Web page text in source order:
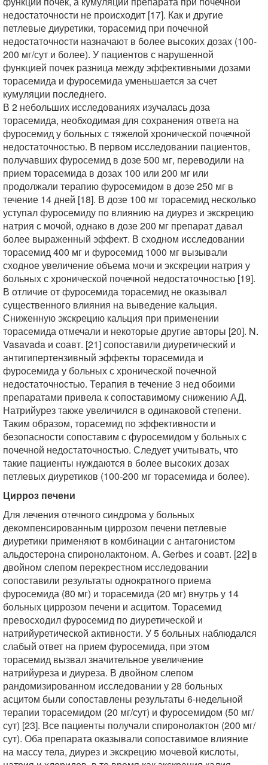
недостаточности не происходит [17]. Как и другие
петлевые диуретики, торасемид при почечной
недостаточности назначают в более высоких дозах (100-
200 мг/сут и более). У пациентов с нарушенной
функцией почек разница между эффективными дозами
торасемида и фуросемида уменьшается за счет
кумуляции последнего.
В 2 небольших исследованиях изучалась доза
торасемида, необходимая для сохранения ответа на
фуросемид у больных с тяжелой хронической почечной
недостаточностью. В первом исследовании пациентов,
получавших фуросемид в дозе 500 мг, переводили на
прием торасемида в дозах 100 или 200 мг или
продолжали терапию фуросемидом в дозе 250 мг в
течение 14 дней [18]. В дозе 100 мг торасемид несколько
уступал фуросемиду по влиянию на диурез и экскрецию
натрия с мочой, однако в дозе 200 мг препарат давал
более выраженный эффект. В сходном исследовании
торасемид 400 мг и фуросемид 1000 мг вызывали
сходное увеличение объема мочи и экскреции натрия у
больных с хронической почечной недостаточностью [19].
В отличие от фуросемида торасемид не оказывал
существенного влияния на выведение кальция.
Сниженную экскрецию кальция при применении
торасемида отмечали и некоторые другие авторы [20]. N.
Vasavada и соавт. [21] сопоставили диуретический и
антигипертензивный эффекты торасемида и
фуросемида у больных с хронической почечной
недостаточностью. Терапия в течение 3 нед обоими
препаратами привела к сопоставимому снижению АД.
Натрийурез также увеличился в одинаковой степени.
Таким образом, торасемид по эффективности и
безопасности сопоставим с фуросемидом у больных с
почечной недостаточностью. Следует учитывать, что
такие пациенты нуждаются в более высоких дозах
петлевых диуретиков (100-200 мг торасемида и более).
Цирроз печени
Для лечения отечного синдрома у больных
декомпенсированным циррозом печени петлевые
диуретики применяют в комбинации с антагонистом
альдостерона спиронолактоном. A. Gerbes и соавт. [22] в
двойном слепом перекрестном исследовании
сопоставили результаты однократного приема
фуросемида (80 мг) и торасемида (20 мг) внутрь у 14
больных циррозом печени и асцитом. Торасемид
превосходил фуросемид по диуретической и
натрийуретической активности. У 5 больных наблюдался
слабый ответ на прием фуросемида, при этом
торасемид вызвал значительное увеличение
натрийуреза и диуреза. В двойном слепом
рандомизированном исследовании у 28 больных
асцитом были сопоставлены результаты 6-недельной
терапии торасемидом (20 мг/сут) и фуросемидом (50 мг/
сут) [23]. Все пациенты получали спиронолактон (200 мг/
сут). Оба препарата оказывали сопоставимое влияние
на массу тела, диурез и экскрецию мочевой кислоты,